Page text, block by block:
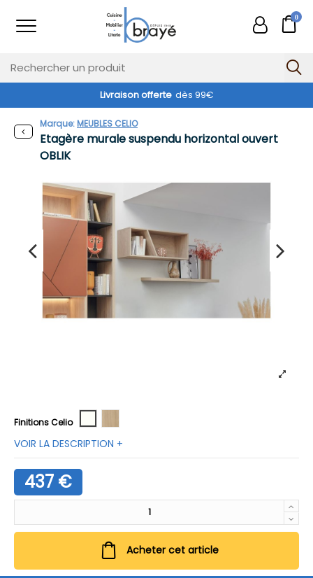
0
Livraison offerte dès 99€
Etagère murale suspendu horizontal ouvert
OBLIK
Marque:MEUBLES CELIO
Finitions Celio
VOIR LA DESCRIPTION +
437 €
Acheter cet article